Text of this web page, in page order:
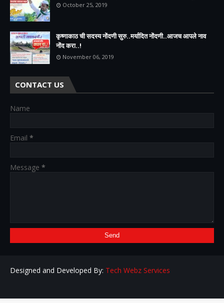
October 25, 2019
कृष्णाकाठ ची सदस्य नोंदणी सुरु..मर्यादित नोंदणी..आजच आपले नाव
नोंद करा..!
November 06, 2019
CONTACT US
Name
Email *
Message *
Designed and Developed By: Tech Webz Services